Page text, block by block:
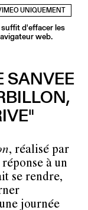
UNIQUEMENT
d'effacer les
web.
SANVEE
, réalisé par
à un
se rendre,
journée